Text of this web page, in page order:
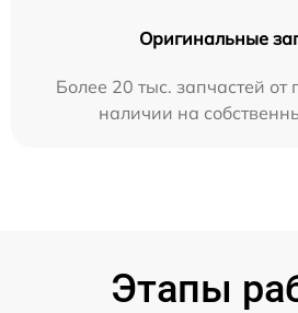
Оригинальные
Более 20 тыс. запчастей от
наличии на
Этапы